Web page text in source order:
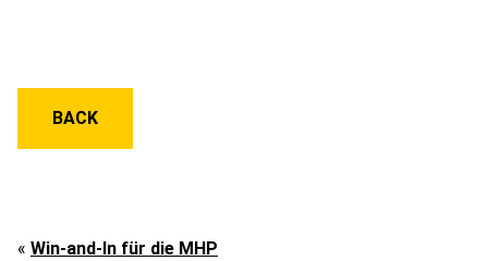
BACK
« Win-and-In für die MHP